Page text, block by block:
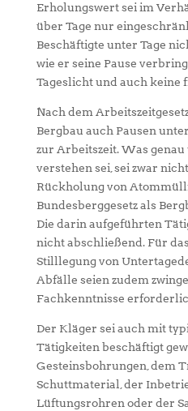
Erholungswert sei im
über Tage nur
Beschäftigte unter Tage
wie er seine Pause
Tageslicht und auch keine
Nach dem
Bergbau auch Pausen
zur Arbeitszeit. Was genau
verstehen sei, sei zwar
Rückholung von
Bundesberggesetz als
Die darin aufgeführten
nicht abschließend. Für
Stilllegung von
Abfälle seien zudem
Fachkenntnisse
Der Kläger sei auch mit
Tätigkeiten beschäftigt
Gesteinsbohrungen, dem
Schuttmaterial, der
Lüftungsrohren oder der